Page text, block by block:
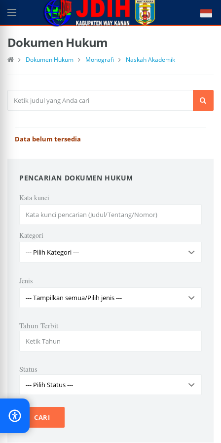
Dokumen Hukum
Dokumen Hukum Monografi Naskah Akademik
Data belum tersedia
PENCARIAN DOKUMEN HUKUM
Kata kunci
Kategori
Jenis
Tahun Terbit
Status